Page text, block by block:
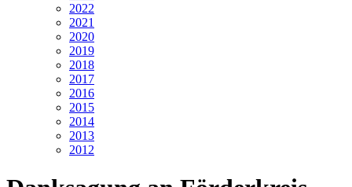
2022
2021
2020
2019
2018
2017
2016
2015
2014
2013
2012